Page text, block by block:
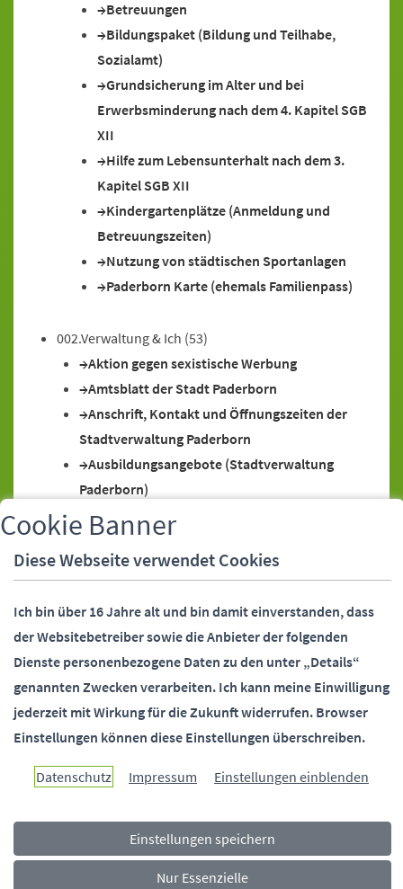
Betreuungen
Bildungspaket (Bildung und Teilhabe,
Sozialamt)
Grundsicherung im Alter und bei
Erwerbsminderung nach dem 4. Kapitel SGB
XII
Hilfe zum Lebensunterhalt nach dem 3.
Kapitel SGB XII
Kindergartenplätze (Anmeldung und
Betreuungszeiten)
Nutzung von städtischen Sportanlagen
Paderborn Karte (ehemals Familienpass)
002.Verwaltung & Ich (53)
Aktion gegen sexistische Werbung
Amtsblatt der Stadt Paderborn
Anschrift, Kontakt und Öffnungszeiten der
Stadtverwaltung Paderborn
Ausbildungsangebote (Stadtverwaltung
Paderborn)
Bankeinzugsermächtigung (SEPA-Lastschrift)
Bankeinzugsermächtigung (SEPA-Lastschrift),
Widerruf
Paderborn)
Behördennummer 115
Bundesfreiwilligendienst (Stadtverwaltung
Paderborn)
Bürgermeister (Stellvertreter)
Bürgermeister (Telefonsprechstunde)
Bürgermeister und Beigeordnete
(Kontaktdaten)
Ehrungen (Alters-, Ehejubiläen)
Cookie Banner
Diese Webseite verwendet Cookies
Ich bin über 16 Jahre alt und bin damit einverstanden, dass
der Websitebetreiber sowie die Anbieter der folgenden
Dienste personenbezogene Daten zu den unter „Details“
genannten Zwecken verarbeiten. Ich kann meine Einwilligung
jederzeit mit Wirkung für die Zukunft widerrufen. Browser
Einstellungen können diese Einstellungen überschreiben.
Datenschutz Impressum Einstellungen einblenden
Einstellungen speichern
Nur Essenzielle